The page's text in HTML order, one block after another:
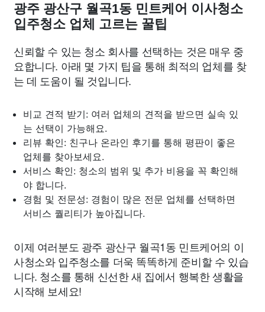
광주 광산구 월곡1동 민트케어 이사청소
입주청소 업체 고르는 꿀팁
신뢰할 수 있는 청소 회사를 선택하는 것은 매우 중
요합니다. 아래 몇 가지 팁을 통해 최적의 업체를 찾
는 데 도움이 될 것입니다.
비교 견적 받기: 여러 업체의 견적을 받으면 실속 있
는 선택이 가능해요.
리뷰 확인: 친구나 온라인 후기를 통해 평판이 좋은
업체를 찾아보세요.
서비스 확인: 청소의 범위 및 추가 비용을 꼭 확인해
야 합니다.
경험 및 전문성: 경험이 많은 전문 업체를 선택하면
서비스 퀄리티가 높아집니다.
이제 여러분도 광주 광산구 월곡1동 민트케어의 이
사청소와 입주청소를 더욱 똑똑하게 준비할 수 있습
니다. 청소를 통해 신선한 새 집에서 행복한 생활을
시작해 보세요!